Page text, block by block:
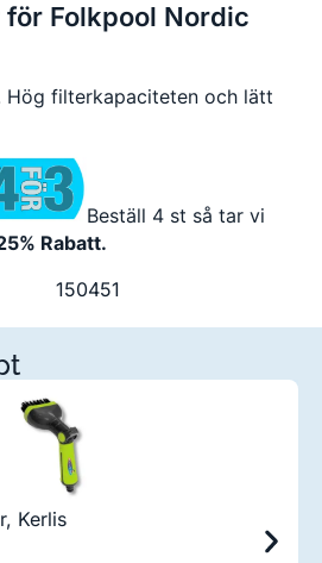
Folkpool Nordic
Hög filterkapaciteten och lätt
Beställ 4 st så tar vi
Rabatt.
150451
Kerlis